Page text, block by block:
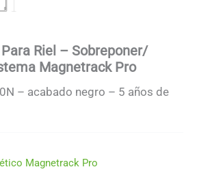
Riel – Sobreponer/
Magnetrack Pro
– acabado negro – 5 años de
Magnetrack Pro